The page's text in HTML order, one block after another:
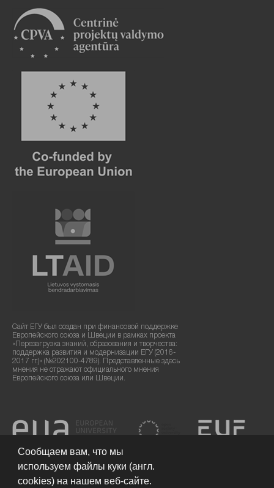
Сайт ЕГУ был создан при финансовой поддержке
Европейского союза и Швеции в рамках проекта
«Перезагрузка знаний, образования и творчества:
поддержка развития и модернизации ЕГУ (2016-
2017 гг.)» (№202100-4789). Представленные здесь
мнения не отражают официального мнения
Европейского союза или Швеции.
Сообщаем вам, что мы
используем файлы куки (англ.
cookies) на нашем веб-сайте.